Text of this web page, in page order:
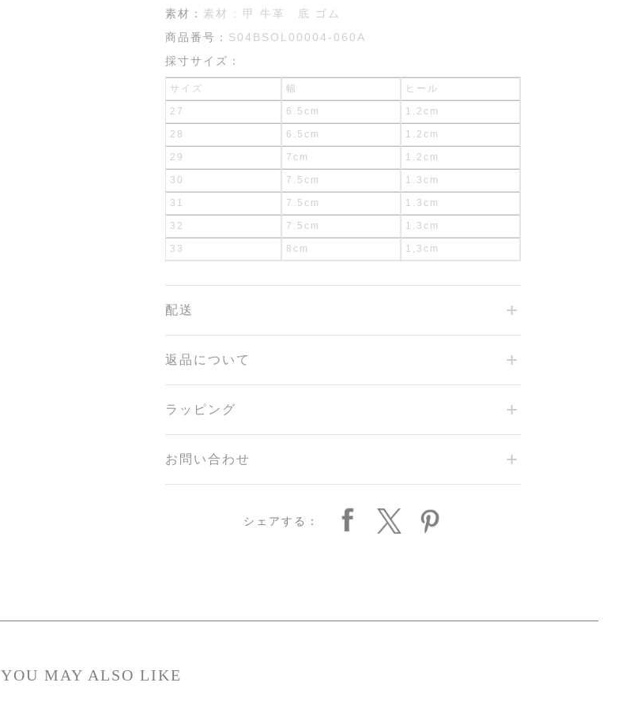
素材： 素材 : 甲 牛革 底 ゴム
商品番号： S04BSOL00004-060A
採寸サイズ：
サイズ 幅 ヒール
27 6.5cm 1.2cm
28 6.5cm 1.2cm
29 7cm 1.2cm
30 7.5cm 1.3cm
31 7.5cm 1.3cm
32 7.5cm 1.3cm
33 8cm 1,3cm
配送
返品について
ラッピング
お問い合わせ
シェアする：
YOU MAY ALSO LIKE